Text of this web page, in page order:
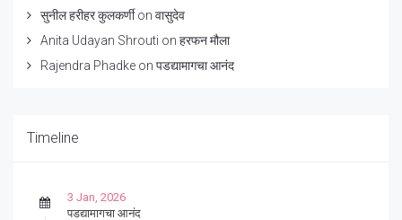
सुनील हरीहर कुलकर्णीon वासुदेव
Anita Udayan Shrouti on हरफन मौला
Rajendra Phadke on पडद्यामागचा आनंद
Timeline
3 Jan, 2026
पडद्यामागचा आनंद